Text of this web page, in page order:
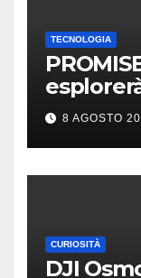
TECNOLOGIA
Cosa
8 AGOSTO
CURIOSITÀ
DJI